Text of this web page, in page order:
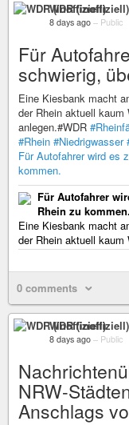
WDR (inoffiziell)
8 days ago – Public
Für
schwierig,
Eine Kiesbank macht
der Rhein aktuell
anlegen.#WDR
#Rhein #Niedrigwasser
Für Autofahrer wird es
kommen.
Für Autofahrer
Rhein zu kommen.
Eine Kiesbank macht
der Rhein aktuell kaum
0 comments
WDR (inoffiziell)
8 days ago – Public
NRW-
Anschlags